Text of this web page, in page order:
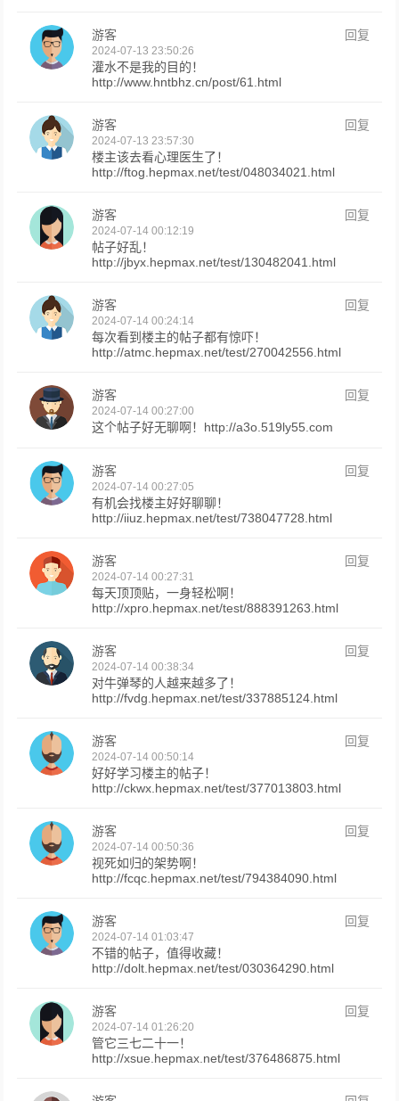
游客 回复
2024-07-13 23:50:26
灌水不是我的目的！
http://www.hntbhz.cn/post/61.html
游客 回复
2024-07-13 23:57:30
楼主该去看心理医生了！
http://ftog.hepmax.net/test/048034021.html
游客 回复
2024-07-14 00:12:19
帖子好乱！
http://jbyx.hepmax.net/test/130482041.html
游客 回复
2024-07-14 00:24:14
每次看到楼主的帖子都有惊吓！
http://atmc.hepmax.net/test/270042556.html
游客 回复
2024-07-14 00:27:00
这个帖子好无聊啊！http://a3o.519ly55.com
游客 回复
2024-07-14 00:27:05
有机会找楼主好好聊聊！
http://iiuz.hepmax.net/test/738047728.html
游客 回复
2024-07-14 00:27:31
每天顶顶贴，一身轻松啊！
http://xpro.hepmax.net/test/888391263.html
游客 回复
2024-07-14 00:38:34
对牛弹琴的人越来越多了！
http://fvdg.hepmax.net/test/337885124.html
游客 回复
2024-07-14 00:50:14
好好学习楼主的帖子！
http://ckwx.hepmax.net/test/377013803.html
游客 回复
2024-07-14 00:50:36
视死如归的架势啊！
http://fcqc.hepmax.net/test/794384090.html
游客 回复
2024-07-14 01:03:47
不错的帖子，值得收藏！
http://dolt.hepmax.net/test/030364290.html
游客 回复
2024-07-14 01:26:20
管它三七二十一！
http://xsue.hepmax.net/test/376486875.html